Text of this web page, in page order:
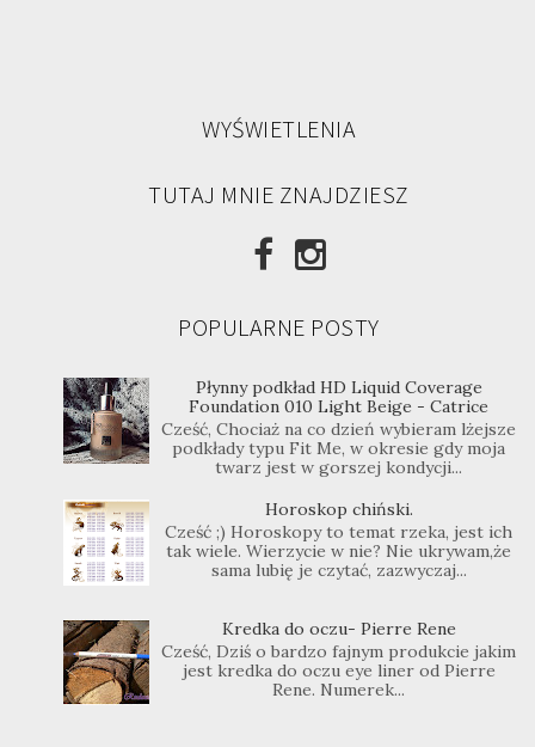
WYŚWIETLENIA
TUTAJ MNIE ZNAJDZIESZ
POPULARNE POSTY
Płynny podkład HD Liquid Coverage
Foundation 010 Light Beige - Catrice
Cześć, Chociaż na co dzień wybieram lżejsze
podkłady typu Fit Me, w okresie gdy moja
twarz jest w gorszej kondycji...
Horoskop chiński.
Cześć ;) Horoskopy to temat rzeka, jest ich
tak wiele. Wierzycie w nie? Nie ukrywam,że
sama lubię je czytać, zazwyczaj...
Kredka do oczu- Pierre Rene
Cześć, Dziś o bardzo fajnym produkcie jakim
jest kredka do oczu eye liner od Pierre
Rene. Numerek...